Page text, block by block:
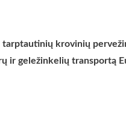
tarptautinių krovinių
ir geležinkelių transportą